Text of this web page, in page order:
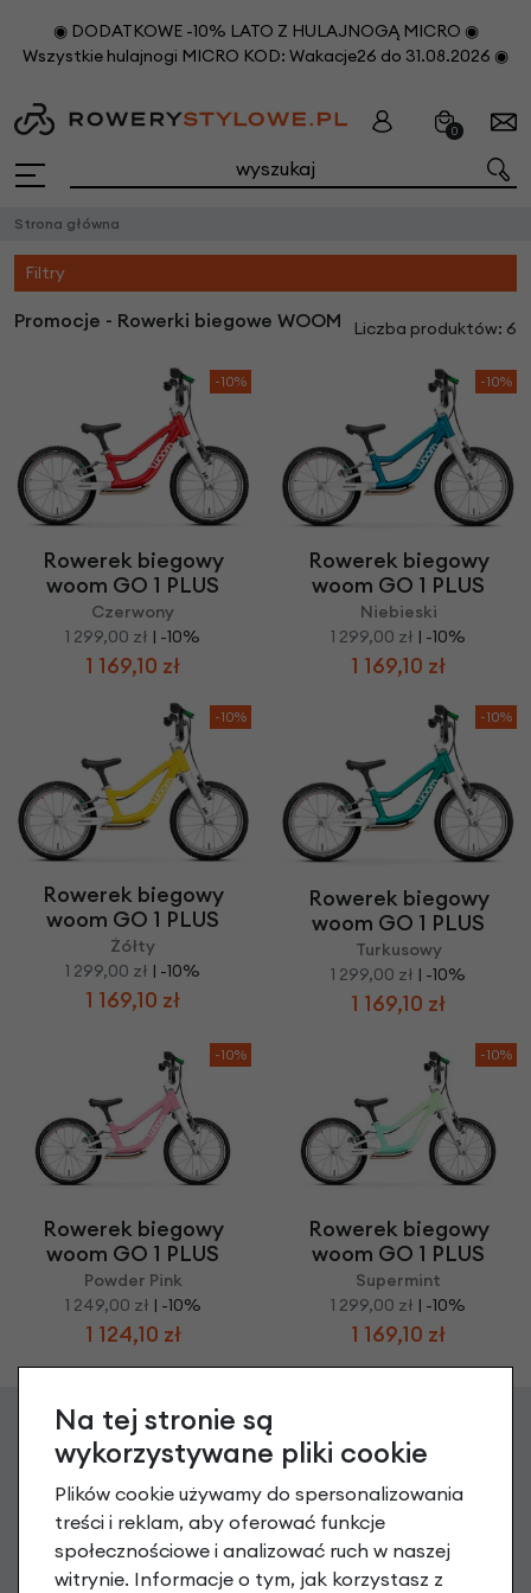
◉ DODATKOWE -10% LATO Z HULAJNOGĄ MICRO ◉
Wszystkie hulajnogi MICRO KOD: Wakacje26 do 31.08.2026 ◉
0
Strona główna
Filtry
Promocje - Rowerki biegowe WOOM Liczba produktów: 6
-10%
Rowerek biegowy
woom GO 1 PLUS
Czerwony
1 299,00 zł | -10%
1 169,10 zł
-10%
Rowerek biegowy
woom GO 1 PLUS
Niebieski
1 299,00 zł | -10%
1 169,10 zł
-10%
Rowerek biegowy
woom GO 1 PLUS
Żółty
1 299,00 zł | -10%
1 169,10 zł
-10%
Rowerek biegowy
woom GO 1 PLUS
Turkusowy
1 299,00 zł | -10%
1 169,10 zł
-10%
Rowerek biegowy
woom GO 1 PLUS
Powder Pink
1 249,00 zł | -10%
1 124,10 zł
-10%
Rowerek biegowy
woom GO 1 PLUS
Supermint
1 299,00 zł | -10%
1 169,10 zł
Zgarnij 20 zł na pierwsze
zakupy
Zapisz się do newslettera, aby otrzymać Kod na zakup
Na tej stronie są
wykorzystywane pliki cookie
Plików cookie używamy do spersonalizowania
treści i reklam, aby oferować funkcje
społecznościowe i analizować ruch w naszej
witrynie. Informacje o tym, jak korzystasz z